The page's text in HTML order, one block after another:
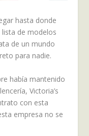
hasta donde
de modelos
de un mundo
para nadie.
había mantenido
Victoria’s
con esta
empresa no se